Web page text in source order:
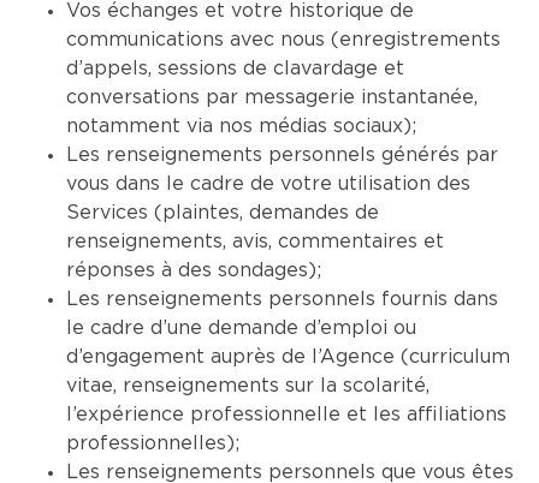
Vos échanges et votre historique de
communications avec nous (enregistrements
d’appels, sessions de clavardage et
conversations par messagerie instantanée,
notamment via nos médias sociaux);
Les renseignements personnels générés par
vous dans le cadre de votre utilisation des
Services (plaintes, demandes de
renseignements, avis, commentaires et
réponses à des sondages);
Les renseignements personnels fournis dans
le cadre d’une demande d’emploi ou
d’engagement auprès de l’Agence (curriculum
vitae, renseignements sur la scolarité,
l’expérience professionnelle et les affiliations
professionnelles);
Les renseignements personnels que vous êtes